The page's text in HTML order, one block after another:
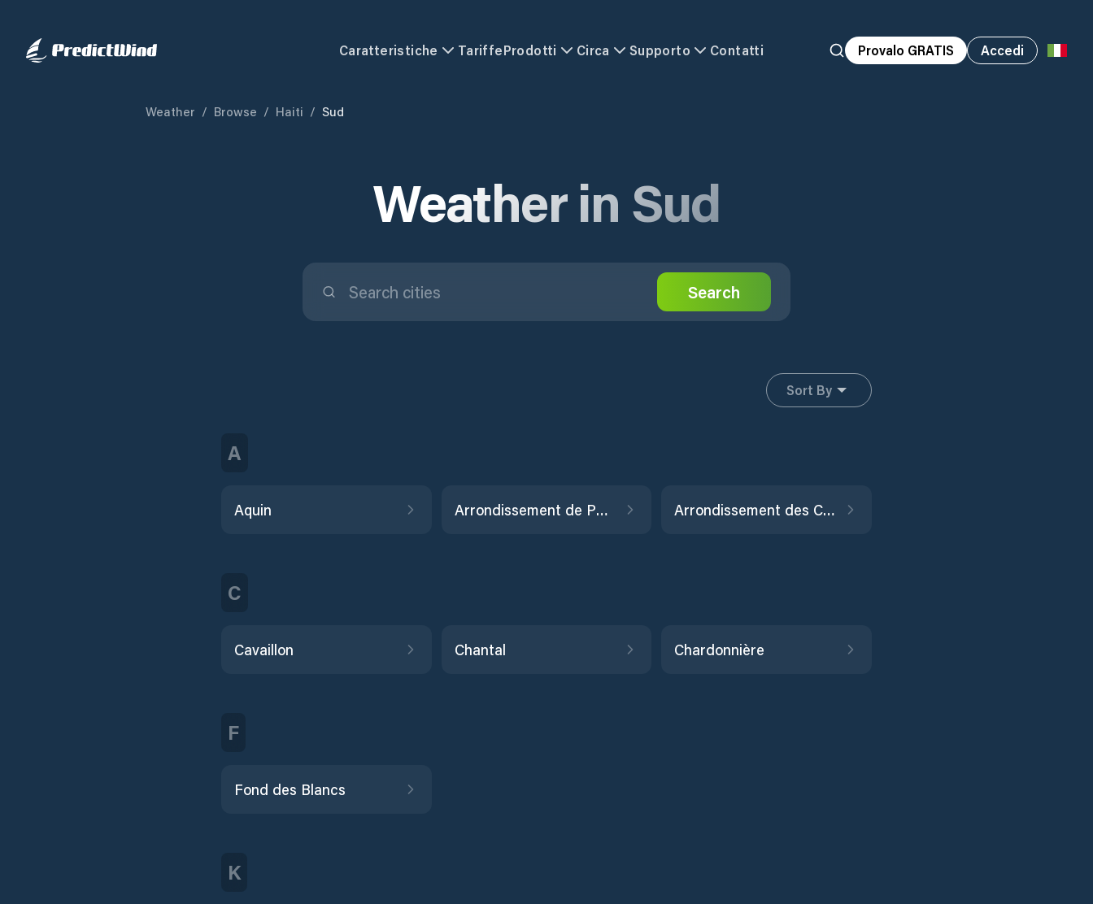
Caratteristiche TariffeProdotti Circa Supporto Contatti Provalo GRATIS Accedi
Weather / Browse / Haiti / Sud
Weather in Sud
Search
Sort By
A
Aquin Arrondissement de Port-Salut Arrondissement des Cayes
C
Cavaillon Chantal Chardonnière
F
Fond des Blancs
K